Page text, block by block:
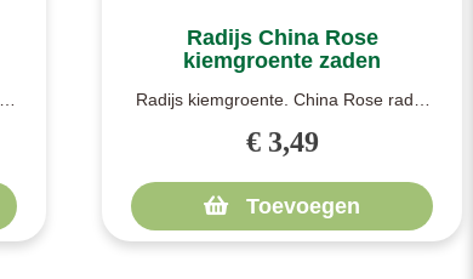
Radijs China Rose
kiemgroente zaden
Radijs kiemgroente. China Rose radijs
€ 3,49
Toevoegen